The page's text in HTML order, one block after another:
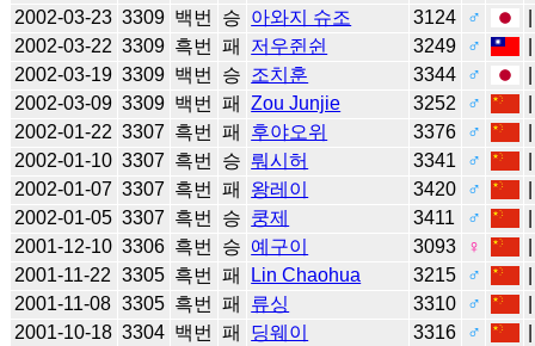
2002-03-23 3309 백번 승 아와지 슈조 3124 ♂
2002-03-22 3309 흑번 패 저우쥔쉰 3249 ♂
2002-03-19 3309 백번 승 조치훈 3344 ♂
2002-03-09 3309 백번 패 Zou Junjie 3252 ♂
2002-01-22 3307 흑번 패 후야오위 3376 ♂
2002-01-10 3307 흑번 승 뤄시허 3341 ♂
2002-01-07 3307 흑번 패 왕레이 3420 ♂
2002-01-05 3307 흑번 승 쿵제 3411 ♂
2001-12-10 3306 흑번 승 예구이 3093 ♀
2001-11-22 3305 흑번 패 Lin Chaohua 3215 ♂
2001-11-08 3305 흑번 패 류싱 3310 ♂
2001-10-18 3304 백번 패 딩웨이 3316 ♂